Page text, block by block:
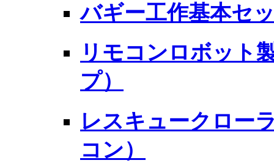
バギー工作基本セ
リモコンロボット
プ）
レスキュークロー
コン）